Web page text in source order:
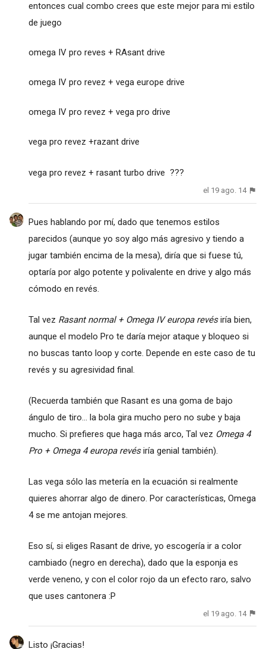
entonces cual combo crees que este mejor para mi estilo
de juego
omega IV pro reves + RAsant drive
omega IV pro revez + vega europe drive
omega IV pro revez + vega pro drive
vega pro revez +razant drive
vega pro revez + rasant turbo drive ???
el 19 ago. 14
Pues hablando por mí, dado que tenemos estilos
parecidos (aunque yo soy algo más agresivo y tiendo a
jugar también encima de la mesa), diría que si fuese tú,
optaría por algo potente y polivalente en drive y algo más
cómodo en revés.
Tal vez Rasant normal + Omega IV europa revésiría bien,
aunque el modelo Pro te daría mejor ataque y bloqueo si
no buscas tanto loop y corte. Depende en este caso de tu
revés y su agresividad final.
(Recuerda también que Rasant es una goma de bajo
ángulo de tiro... la bola gira mucho pero no sube y baja
mucho. Si prefieres que haga más arco, Tal vez Omega 4
Pro + Omega 4 europa revésiría genial también).
Las vega sólo las metería en la ecuación si realmente
quieres ahorrar algo de dinero. Por características, Omega
4 se me antojan mejores.
Eso sí, si eliges Rasant de drive, yo escogería ir a color
cambiado (negro en derecha), dado que la esponja es
verde veneno, y con el color rojo da un efecto raro, salvo
que uses cantonera :P
el 19 ago. 14
Listo ¡Gracias!